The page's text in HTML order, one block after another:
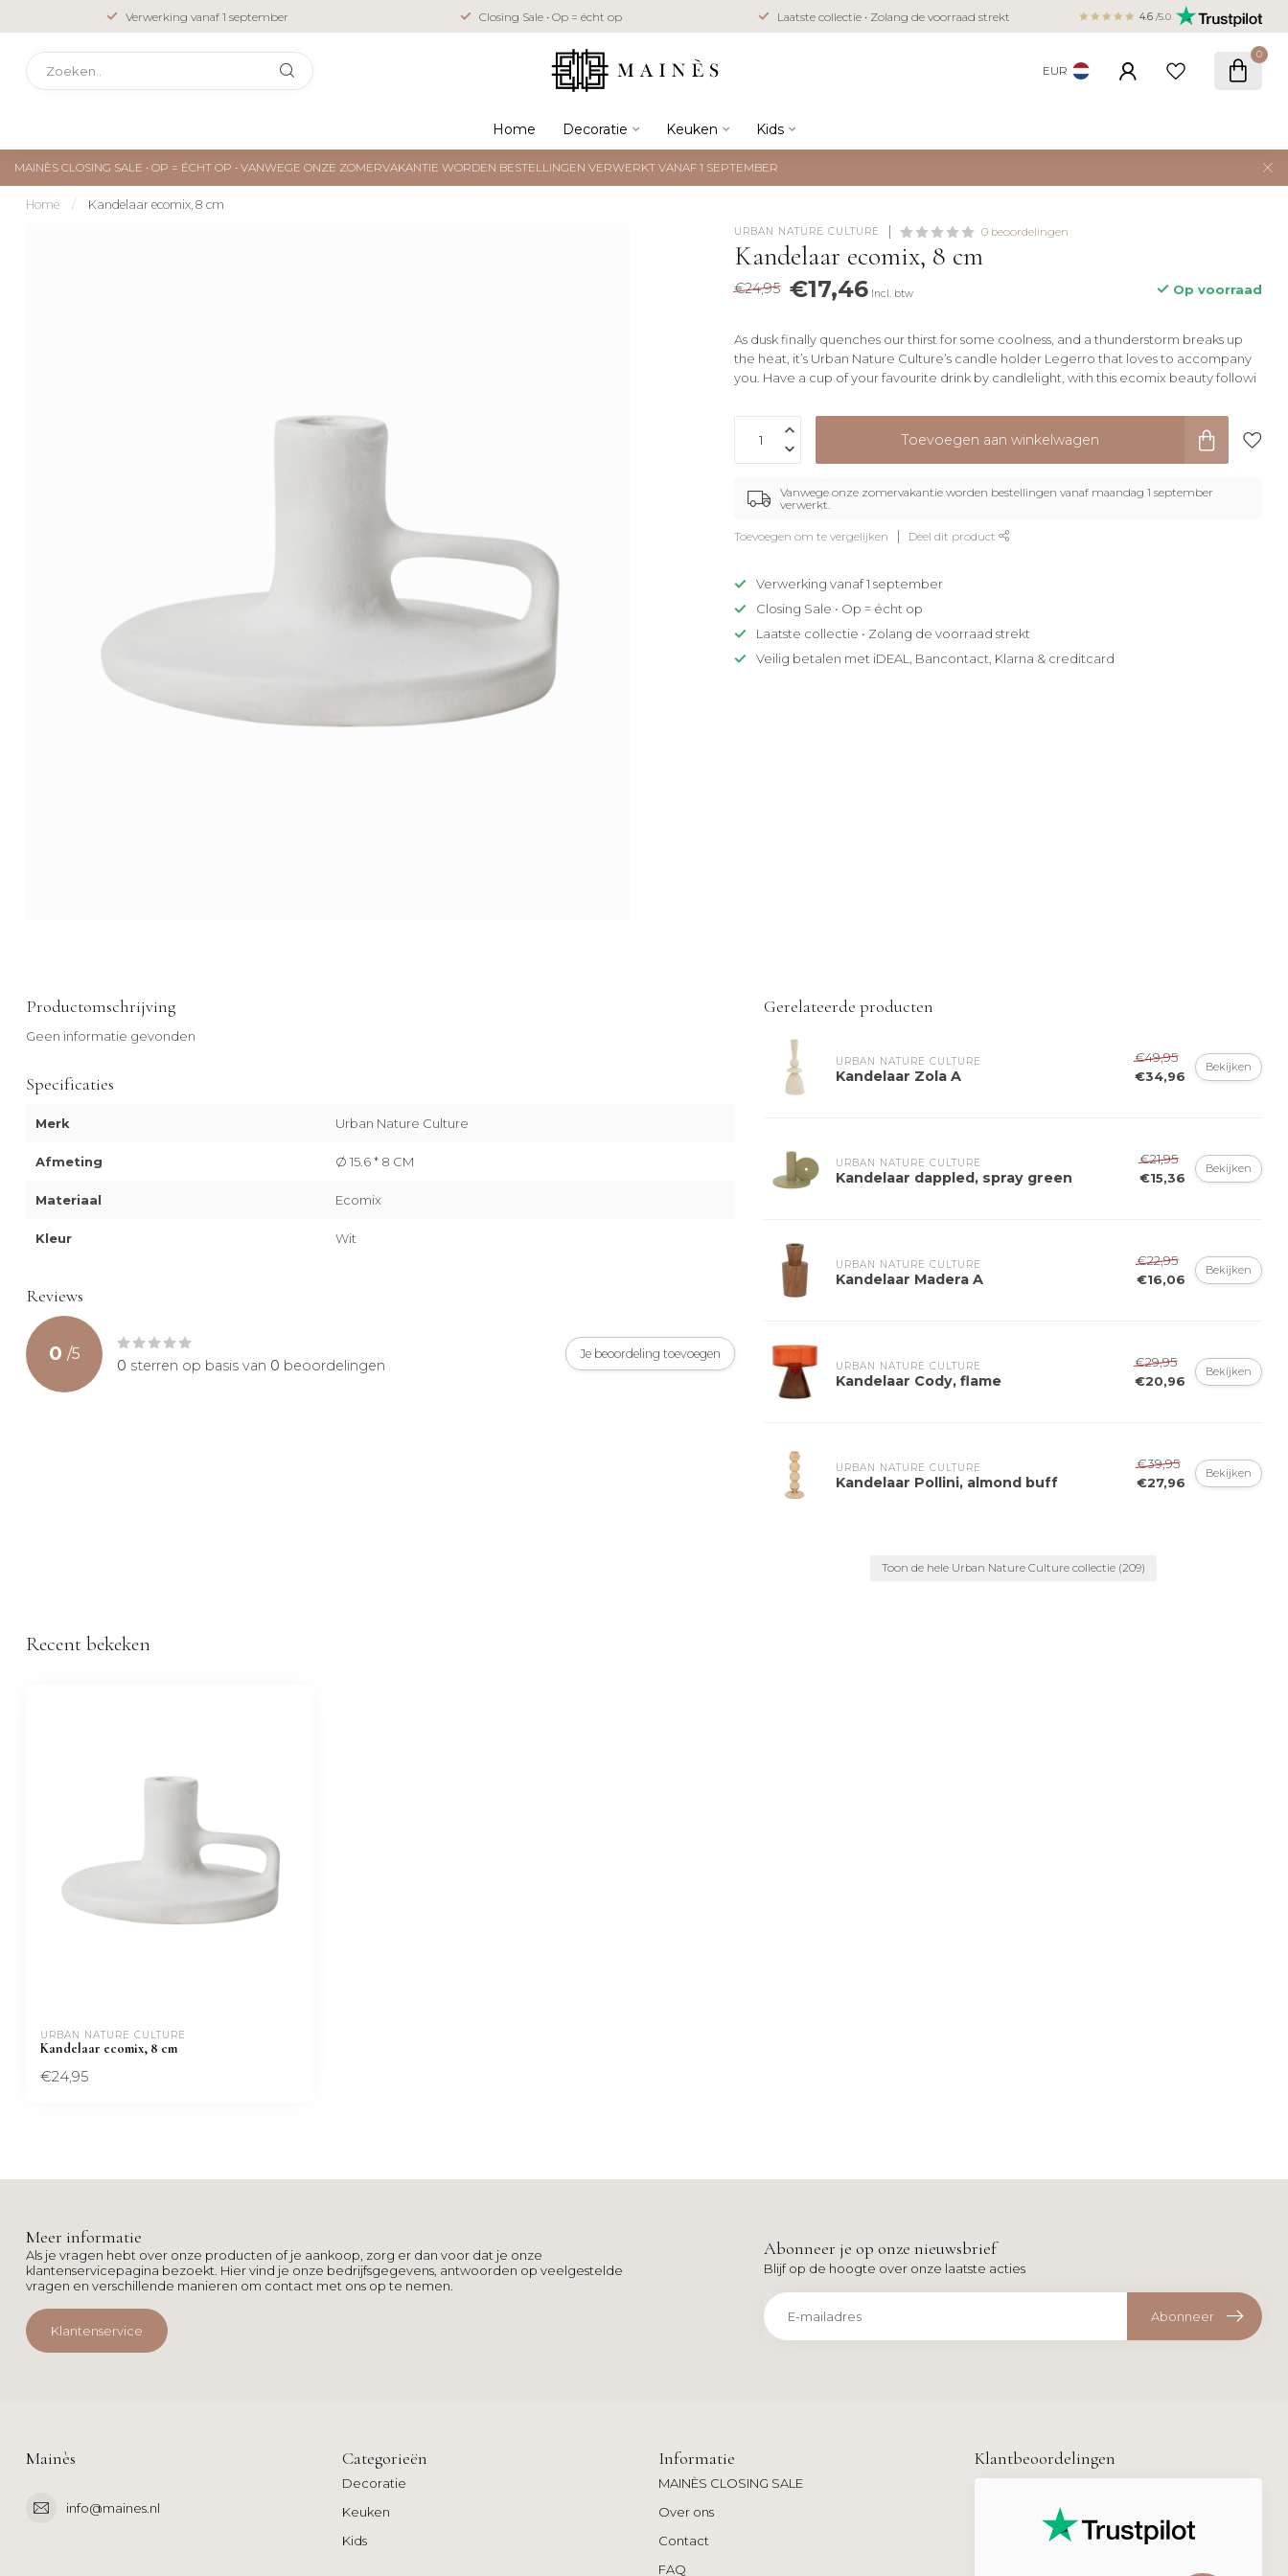
Verwerking vanaf 1 september Closing Sale • Op = écht op Laatste collectie • Zolang de voorraad strekt Veilig betalen met iDEAL, Bancontact,
creditcard 4.6 /5.0
EUR
0
Home Decoratie Keuken Kids
MAINÈS CLOSING SALE • OP = ÉCHT OP • VANWEGE ONZE ZOMERVAKANTIE WORDEN BESTELLINGEN VERWERKT VANAF 1 SEPTEMBER
Home / Kandelaar ecomix, 8 cm
URBAN NATURE CULTURE 0 beoordelingen
Kandelaar ecomix, 8 cm
€24,95 €17,46 Incl. btw Op voorraad
As dusk finally quenches our thirst for some coolness, and a thunderstorm breaks up
the heat, it’s Urban Nature Culture’s candle holder Legerro that loves to accompany
you. Have a cup of your favourite drink by candlelight, with this ecomix beauty followi
Toevoegen aan winkelwagen
Vanwege onze zomervakantie worden bestellingen vanaf maandag 1 september
verwerkt.
Toevoegen om te vergelijken Deel dit product
Verwerking vanaf 1 september
Closing Sale • Op = écht op
Laatste collectie • Zolang de voorraad strekt
Veilig betalen met iDEAL, Bancontact, Klarna & creditcard
Productomschrijving
Geen informatie gevonden
Specificaties
Merk Urban Nature Culture
Afmeting Ø 15.6 * 8 CM
Materiaal Ecomix
Kleur Wit
Reviews
0 /5
0 sterren op basis van 0 beoordelingen
Je beoordeling toevoegen
Gerelateerde producten
URBAN NATURE CULTURE
Kandelaar Zola A
€49,95
€34,96
Bekijken
URBAN NATURE CULTURE
Kandelaar dappled, spray green
€21,95
€15,36
Bekijken
URBAN NATURE CULTURE
Kandelaar Madera A
€22,95
€16,06
Bekijken
URBAN NATURE CULTURE
Kandelaar Cody, flame
€29,95
€20,96
Bekijken
URBAN NATURE CULTURE
Kandelaar Pollini, almond buff
€39,95
€27,96
Bekijken
Toon de hele Urban Nature Culture collectie (209)
Recent bekeken
URBAN NATURE CULTURE
Kandelaar ecomix, 8 cm
€24,95
Meer informatie
Als je vragen hebt over onze producten of je aankoop, zorg er dan voor dat je onze
klantenservicepagina bezoekt. Hier vind je onze bedrijfsgegevens, antwoorden op veelgestelde
vragen en verschillende manieren om contact met ons op te nemen.
Klantenservice
Abonneer je op onze nieuwsbrief
Blijf op de hoogte over onze laatste acties
Abonneer
Mainès
info@maines.nl
Categorieën
Decoratie
Keuken
Kids
Informatie
MAINÈS CLOSING SALE
Over ons
Contact
FAQ
Klantbeoordelingen